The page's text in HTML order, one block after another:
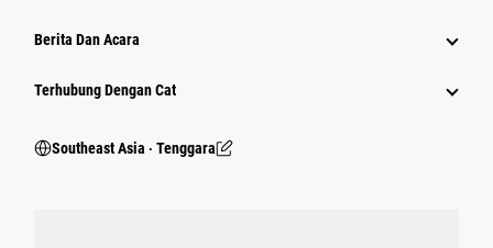
Berita Dan Acara
Terhubung Dengan Cat
Southeast Asia ‧ Tenggara